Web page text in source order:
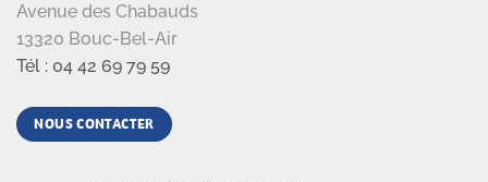
Avenue des Chabauds
13320 Bouc-Bel-Air
Tél : 04 42 69 79 59
NOUS CONTACTER